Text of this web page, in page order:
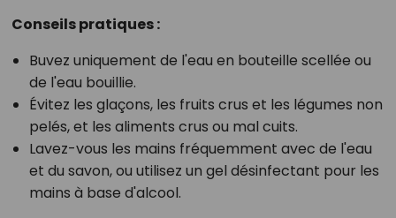
Conseils pratiques :
Buvez uniquement de l'eau en bouteille scellée ou
de l'eau bouillie.
Évitez les glaçons, les fruits crus et les légumes non
pelés, et les aliments crus ou mal cuits.
Lavez-vous les mains fréquemment avec de l'eau
et du savon, ou utilisez un gel désinfectant pour les
mains à base d'alcool.